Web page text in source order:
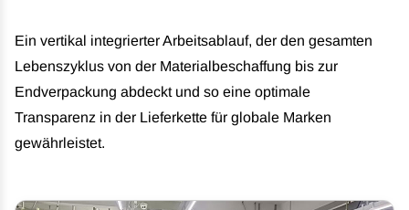
Ein vertikal integrierter Arbeitsablauf, der den gesamten
Lebenszyklus von der Materialbeschaffung bis zur
Endverpackung abdeckt und so eine optimale
Transparenz in der Lieferkette für globale Marken
gewährleistet.